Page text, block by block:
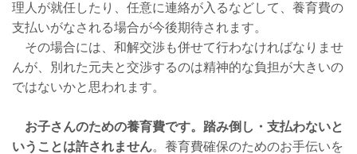
理人が就任したり、任意に連絡が入るなどして、養育費の
支払いがなされる場合が今後期待されます。
その場合には、和解交渉も併せて行わなければなりませ
んが、別れた元夫と交渉するのは精神的な負担が大きいの
ではないかと思われます。
お子さんのための養育費です。踏み倒し・支払わないと
いうことは許されません。養育費確保のためのお手伝いを